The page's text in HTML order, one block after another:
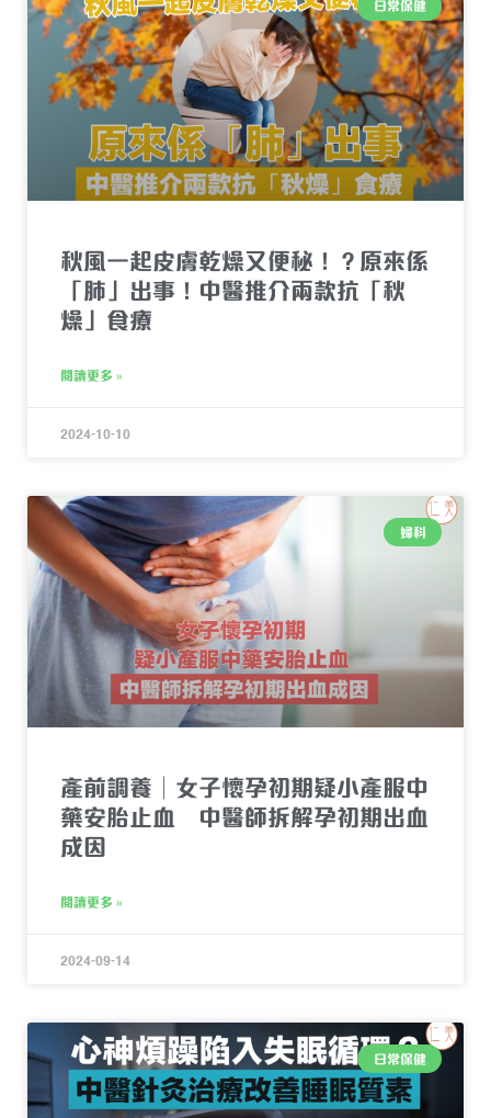
日常保健
秋風一起皮膚乾燥又便秘！？原來係
「肺」出事！中醫推介兩款抗「秋
燥」食療
閱讀更多 »
2024-10-10
婦科
產前調養︱女子懷孕初期疑小產服中
藥安胎止血 中醫師拆解孕初期出血
成因
閱讀更多 »
2024-09-14
日常保健